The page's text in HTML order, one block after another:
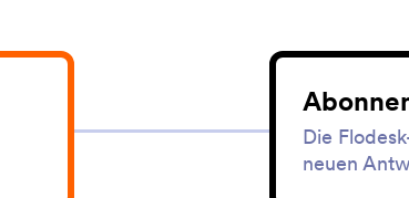
Die
neuen